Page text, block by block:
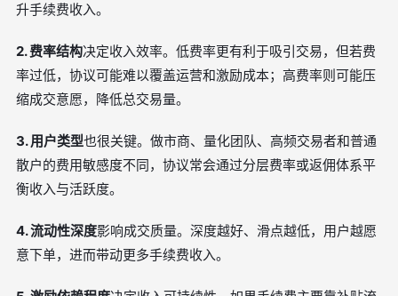
升手续费收入。
2. 费率结构决定收入效率。低费率更有利于吸引交易，但若费
率过低，协议可能难以覆盖运营和激励成本；高费率则可能压
缩成交意愿，降低总交易量。
3. 用户类型也很关键。做市商、量化团队、高频交易者和普通
散户的费用敏感度不同，协议常会通过分层费率或返佣体系平
衡收入与活跃度。
4. 流动性深度影响成交质量。深度越好、滑点越低，用户越愿
意下单，进而带动更多手续费收入。